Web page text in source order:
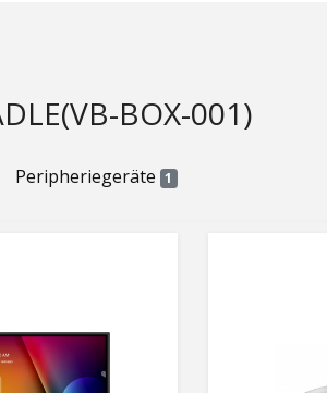
BOX-001)
Peripheriegeräte 1